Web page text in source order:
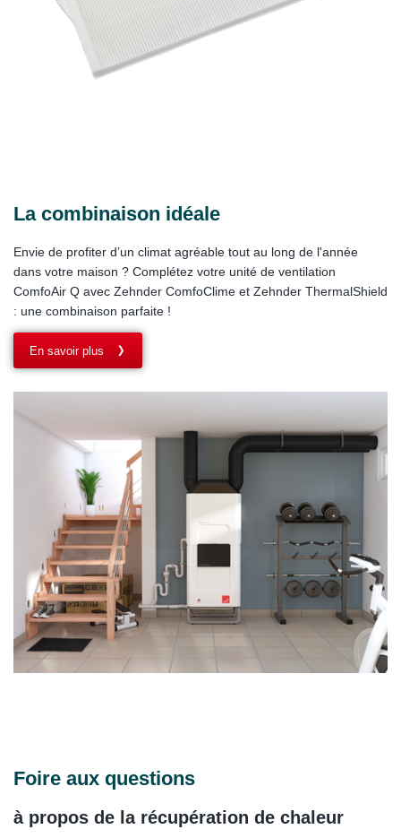
La combinaison idéale
Envie de profiter d’un climat agréable tout au long de l'année
dans votre maison ? Complétez votre unité de ventilation
ComfoAir Q avec Zehnder ComfoClime et Zehnder ThermalShield
: une combinaison parfaite !
En savoir plus
Foire aux questions
à propos de la récupération de chaleur